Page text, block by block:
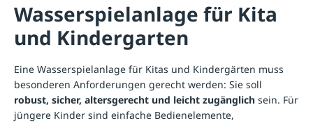
Wasserspielanlage für Kita
und Kindergarten
Eine Wasserspielanlage für Kitas und Kindergärten muss
besonderen Anforderungen gerecht werden: Sie soll
robust, sicher, altersgerecht und leicht zugänglich sein. Für
jüngere Kinder sind einfache Bedienelemente,